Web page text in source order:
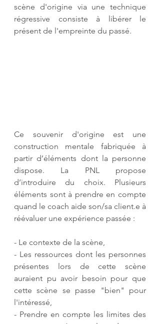
scène d'origine via une technique
régressive consiste à libérer le
présent de l'empreinte du passé.
Ce souvenir d'origine est une
construction mentale fabriquée à
partir d’éléments dont la personne
dispose. La PNL propose
d’introduire du choix. Plusieurs
éléments sont à prendre en compte
quand le coach aide son/sa client.e à
réévaluer une expérience passée :
- Le contexte de la scène,
- Les ressources dont les personnes
présentes lors de cette scène
auraient pu avoir besoin pour que
cette scène se passe "bien" pour
l'intéressé,
- Prendre en compte les limites des